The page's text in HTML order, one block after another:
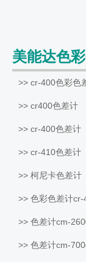
美能达色
>> cr-400色彩色
>> cr400色差计
>> cr-400色差计
>> cr-410色差计
>> 柯尼卡色差计
>> 色彩色差计cr-
>> 色差计cm-
>> 色差计cm-